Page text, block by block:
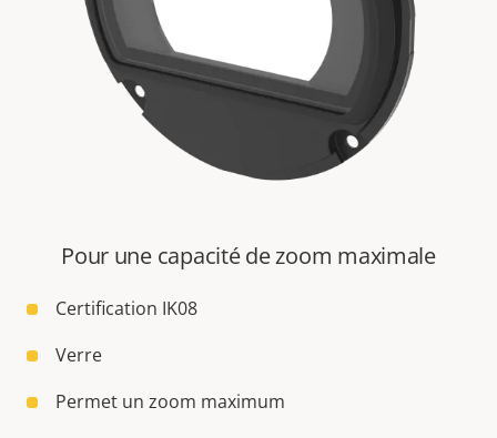
Pour une capacité de zoom maximale
Certification IK08
Verre
Permet un zoom maximum